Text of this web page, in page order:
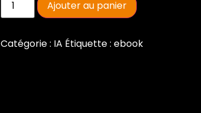
Ajouter au panier
Catégorie : IA Étiquette : ebook